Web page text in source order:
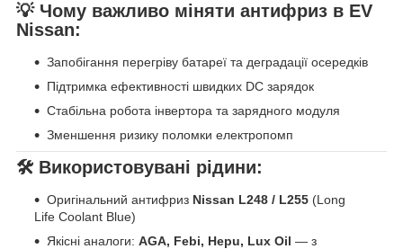
💡 Чому важливо міняти антифриз в EV
Nissan:
Запобігання перегріву батареї та деградації осередків
Підтримка ефективності швидких DC зарядок
Стабільна робота інвертора та зарядного модуля
Зменшення ризику поломки електропомп
🛠 Використовувані рідини:
Оригінальний антифриз Nissan L248 / L255 (Long
Life Coolant Blue)
Якісні аналоги: AGA, Febi, Hepu, Lux Oil — з